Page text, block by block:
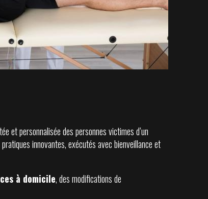
et personnalisée des personnes victimes d’un
innovantes, exécutés avec bienveillance et
à domicile, des modifications de